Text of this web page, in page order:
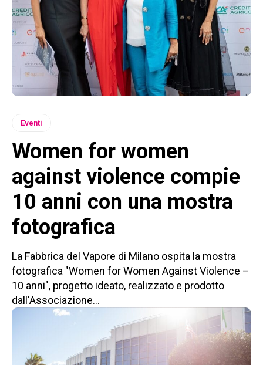
Eventi
Women for women
against violence compie
10 anni con una mostra
fotografica
La Fabbrica del Vapore di Milano ospita la mostra
fotografica "Women for Women Against Violence –
10 anni", progetto ideato, realizzato e prodotto
dall'Associazione...